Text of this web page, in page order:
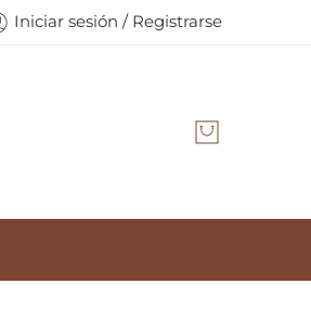
Iniciar sesión / Registrarse